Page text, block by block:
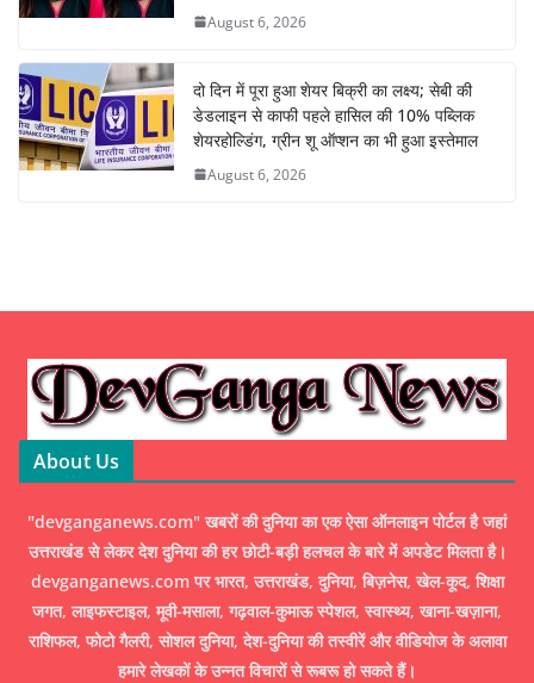
August 6, 2026
दो दिन में पूरा हुआ शेयर बिक्री का लक्ष्य; सेबी की
डेडलाइन से काफी पहले हासिल की 10% पब्लिक
शेयरहोल्डिंग, ग्रीन शू ऑप्शन का भी हुआ इस्तेमाल
August 6, 2026
About Us
"devganganews.com" खबरों की दुनिया का एक ऐसा ऑनलाइन पोर्टल है जहां
उत्तराखंड से लेकर देश दुनिया की हर छोटी-बड़ी हलचल के बारे में अपडेट मिलता है।
devganganews.com पर भारत, उत्तराखंड, दुनिया, बिज़नेस, खेल-कूद, शिक्षा
जगत, लाइफस्टाइल, मूवी-मसाला, गढ़वाल-कुमाऊ स्पेशल, स्वास्थ्य, खाना-खज़ाना,
राशिफल, फोटो गैलरी, सोशल दुनिया, देश-दुनिया की तस्वीरें और वीडियोज के अलावा
हमारे लेखकों के उन्नत विचारों से रूबरू हो सकते हैं।